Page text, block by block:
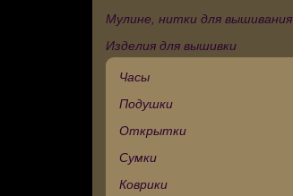
Мулине, нитки для вышивания
Изделия для вышивки
Часы
Подушки
Открытки
Сумки
Коврики